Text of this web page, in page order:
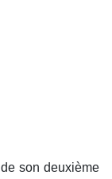
son deuxième